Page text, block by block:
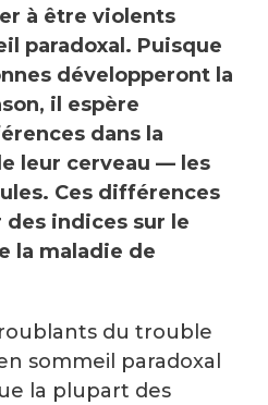
à être violents
paradoxal. Puisque
développeront la
il espère
dans la
leur cerveau — les
Ces différences
indices sur le
la maladie de
du trouble
sommeil paradoxal
la plupart des